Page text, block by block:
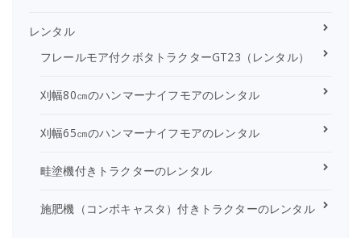
レンタル
フレールモア付クボタトラクターGT23（レンタル）
刈幅80㎝のハンマーナイフモアのレンタル
刈幅65㎝のハンマーナイフモアのレンタル
畦塗機付きトラクターのレンタル
施肥機（コンポキャスタ）付きトラクターのレンタル